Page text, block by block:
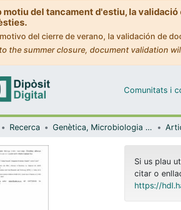
motiu del tancament d'estiu, la
del cierre de verano, la validación de
the summer closure, document validation
Comunitats i
Recerca Genètica, Microbiologia i Estadística
Si us plau
citar o
https://